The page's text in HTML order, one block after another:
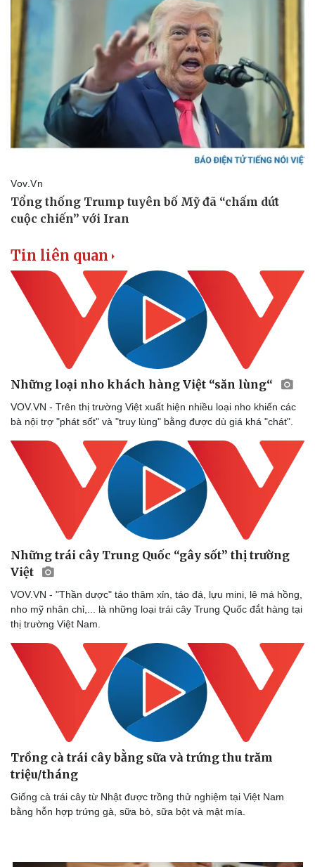
Doanh nghiệp
Doanh nghiệp 24h
Doanh nhân
Tin Công nghệ
Trải nghiệm
Tin liên quan
Những loại nho khách hàng Việt “săn lùng“
VOV.VN - Trên thị trường Việt xuất hiện nhiều loại nho khiến các
bà nội trợ "phát sốt" và "truy lùng" bằng được dù giá khá "chát".
Những trái cây Trung Quốc “gây sốt” thị trường
Việt
VOV.VN - "Thần dược" táo thâm xỉn, táo đá, lựu mini, lê má hồng,
nho mỹ nhân chỉ,... là những loại trái cây Trung Quốc đắt hàng tại
thị trường Việt Nam.
Trồng cà trái cây bằng sữa và trứng thu trăm
triệu/tháng
Giống cà trái cây từ Nhật được trồng thử nghiệm tại Việt Nam
bằng hỗn hợp trứng gà, sữa bò, sữa bột và mật mía.